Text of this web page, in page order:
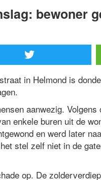
bewoner
in Helmond is
aanwezig.
enkele buren uit de
en werd later
stel zelf niet in de
op. De